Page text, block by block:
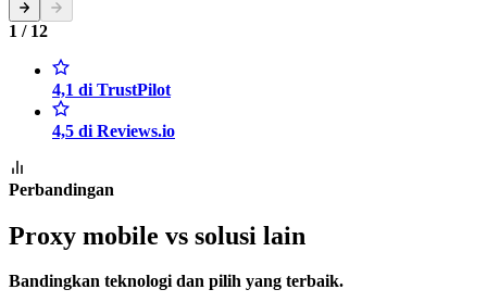
1 / 12
4,1 di TrustPilot
4,5 di Reviews.io
Perbandingan
Proxy mobile vs solusi lain
Bandingkan teknologi dan pilih yang terbaik.